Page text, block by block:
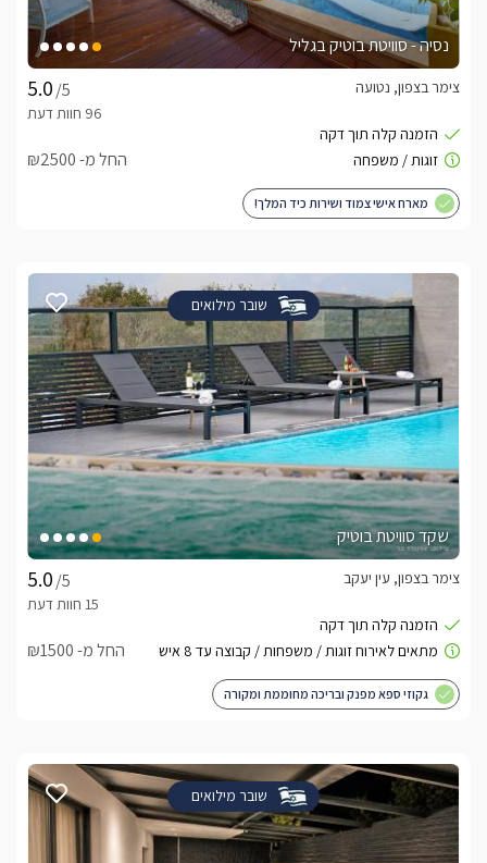
נסיה - סוויטת בוטיק בגליל
/5
צימר בצפון, נטועה
החל מ- ₪2500
מארח אישי צמוד ושירות כיד המלך!
שובר מילואים
שקד סוויטת בוטיק
/5
צימר בצפון, עין יעקב
החל מ- ₪1500
גקוזי ספא מפנק ובריכה מחוממת ומקורה
שובר מילואים